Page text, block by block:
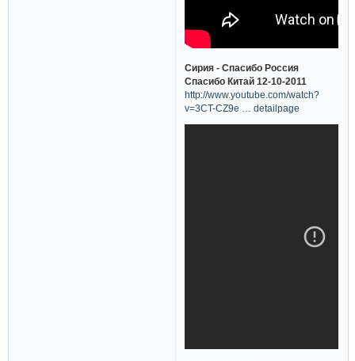
Сирия - Спасибо Россия
Спасибо Китай 12-10-2011
http://www.youtube.com/watch?
v=3CT-CZ9e … detailpage